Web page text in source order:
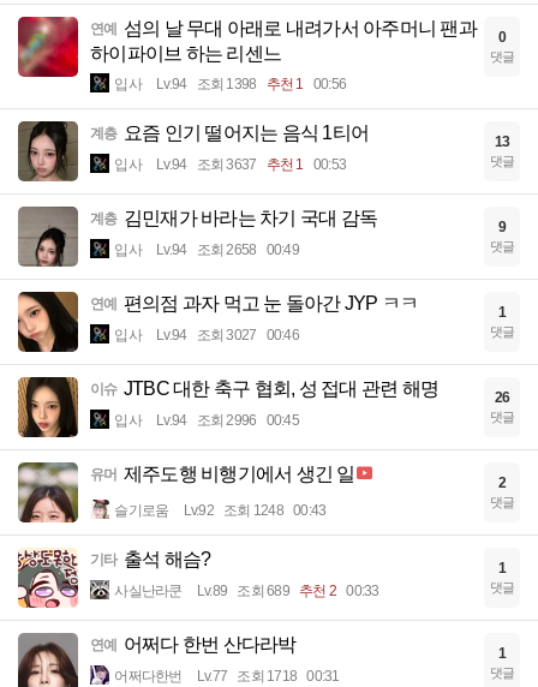
연예
섬의 날 무대 아래로 내려가서 아주머니 팬과
하이파이브 하는 리센느
입사 Lv.94 조회 1398 추천 1 00:56
0
댓글
계층 요즘 인기 떨어지는 음식 1티어
입사 Lv.94 조회 3637 추천 1 00:53
13
댓글
계층 김민재가 바라는 차기 국대 감독
입사 Lv.94 조회 2658 00:49
9
댓글
연예 편의점 과자 먹고 눈 돌아간 JYP ㅋㅋ
입사 Lv.94 조회 3027 00:46
1
댓글
이슈 JTBC 대한 축구 협회, 성 접대 관련 해명
입사 Lv.94 조회 2996 00:45
26
댓글
유머 제주도행 비행기에서 생긴 일
슬기로움 Lv.92 조회 1248 00:43
2
댓글
기타 출석 해슴?
사실난라쿤 Lv.89 조회 689 추천 2 00:33
1
댓글
연예 어쩌다 한번 산다라박
어쩌다한번 Lv.77 조회 1718 00:31
1
댓글